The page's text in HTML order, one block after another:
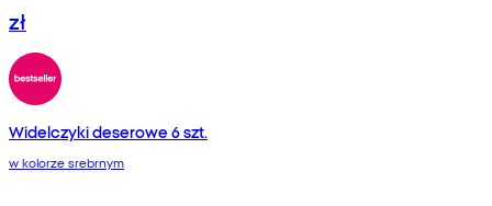
zł
Widelczyki deserowe 6 szt.
w kolorze srebrnym